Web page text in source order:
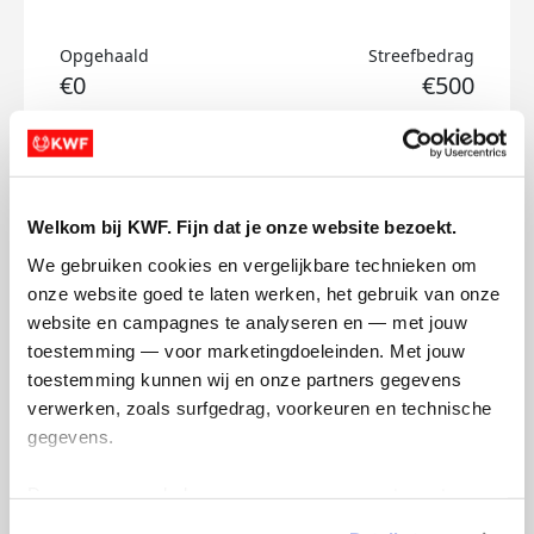
Welkom bij KWF. Fijn dat je onze website bezoekt.
We gebruiken cookies en vergelijkbare technieken om
onze website goed te laten werken, het gebruik van onze
website en campagnes te analyseren en — met jouw
toestemming — voor marketingdoeleinden. Met jouw
toestemming kunnen wij en onze partners gegevens
verwerken, zoals surfgedrag, voorkeuren en technische
gegevens.
Opgehaald
€0
Streefbedrag
€500
Doneer
Floortje's badges